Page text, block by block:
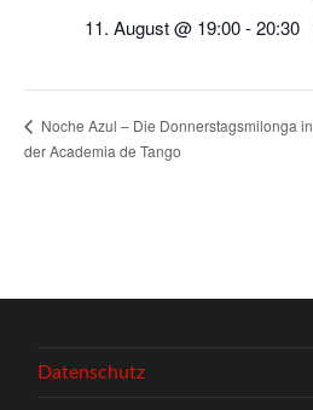
11. August @ 19:00-20:30
Noche Azul – Die Donnerstagsmilonga in
der Academia de Tango
Datenschutz